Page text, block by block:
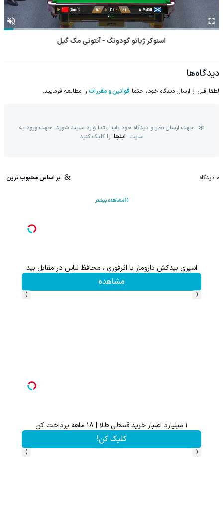
اسنوکر ژیائو گودونگ - آنتونی مک گیل
دیدگاه‌ها
لطفا قبل از ارسال دیدگاه خود، حتما قوانین و مقررات را مطالعه فرمایید.
جهت ارسال نظر و دیدگاه خود باید ابتدا وارد سایت شوید. جهت ورود به
سایت اینجا را کلیک کنید
0 دیدگاه بر اساس محبوب ترین
مشاهده بیشتر
اسپری بیدکش تارومار با اثرفوری ، محافظ لباس در مقابل بید
مشاهده
‹
›
۱ میلیارد اعتبار خرید قسطی طلا | ۱۸ ماهه پرداخت کن
کلیک کن!
‹
›